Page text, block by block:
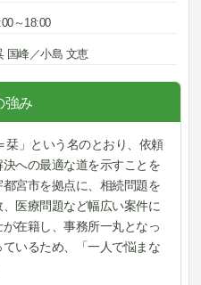
～18:00
国峰／小島 文恵
強み
栞」という名のとおり、依頼
への最適な道を示すことを
宮市を拠点に、相続問題を
医療問題など幅広い案件に
在籍し、事務所一丸となっ
いるため、「一人で悩まな